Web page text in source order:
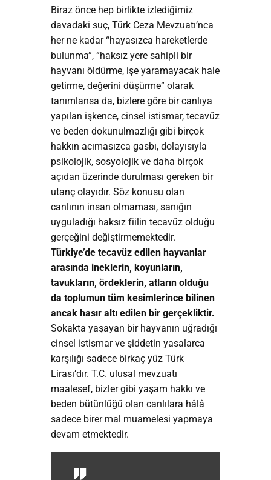
Biraz önce hep birlikte izlediğimiz
davadaki suç, Türk Ceza Mevzuatı’nca
her ne kadar “hayasızca hareketlerde
bulunma”, “haksız yere sahipli bir
hayvanı öldürme, işe yaramayacak hale
getirme, değerini düşürme” olarak
tanımlansa da, bizlere göre bir canlıya
yapılan işkence, cinsel istismar, tecavüz
ve beden dokunulmazlığı gibi birçok
hakkın acımasızca gasbı, dolayısıyla
psikolojik, sosyolojik ve daha birçok
açıdan üzerinde durulması gereken bir
utanç olayıdır. Söz konusu olan
canlının insan olmaması, sanığın
uyguladığı haksız fiilin tecavüz olduğu
gerçeğini değiştirmemektedir.
Türkiye’de tecavüz edilen hayvanlar
arasında ineklerin, koyunların,
tavukların, ördeklerin, atların olduğu
da toplumun tüm kesimlerince bilinen
ancak hasır altı edilen bir gerçekliktir.
Sokakta yaşayan bir hayvanın uğradığı
cinsel istismar ve şiddetin yasalarca
karşılığı sadece birkaç yüz Türk
Lirası’dır. T.C. ulusal mevzuatı
maalesef, bizler gibi yaşam hakkı ve
beden bütünlüğü olan canlılara hâlâ
sadece birer mal muamelesi yapmaya
devam etmektedir.